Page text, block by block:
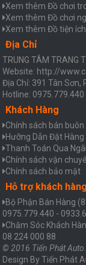
Xem thêm Đồ chơi
Xem thêm Đồ chơi
Xem thêm Đồ tiện ích
Địa Chỉ
TRUNG TÂM TRANG
Website: http://
Địa Chỉ: 391 Tân Sơn,
Hotline:
Khách Hàng
Chính sách bán buôn
Hưỡng Dẫn Đặt Hàng
Thanh Toán Qua
Chính sách vận
Chính sách bảo mật
Hỗ trợ khách hàng
Bộ Phận Bán Hàng
0975.779.440 -
Chăm Sóc Khách
08 224 000 88
© 2016 Tiến Phát
Design ByTiến Phát